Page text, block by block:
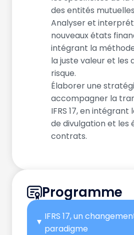
des entités
Analyser et
nouveaux états
intégrant la
la juste valeur et les
risque.
Élaborer une
accompagner la
IFRS 17, en
de divulgation et les
contrats.
Programme
IFRS 17, un
paradigme